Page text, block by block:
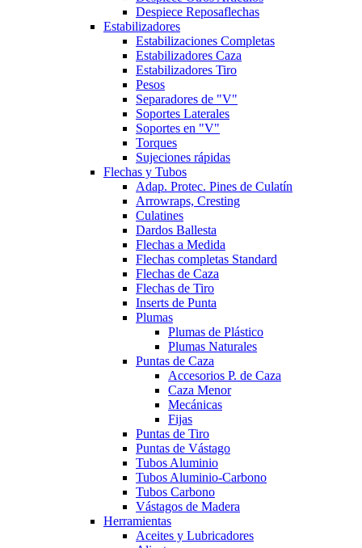
Despiece Reposaflechas
Estabilizadores
Estabilizaciones Completas
Estabilizadores Caza
Estabilizadores Tiro
Pesos
Separadores de "V"
Soportes Laterales
Soportes en "V"
Torques
Sujeciones rápidas
Flechas y Tubos
Adap. Protec. Pines de Culatín
Arrowraps, Cresting
Culatines
Dardos Ballesta
Flechas a Medida
Flechas completas Standard
Flechas de Caza
Flechas de Tiro
Inserts de Punta
Plumas
Plumas de Plástico
Plumas Naturales
Puntas de Caza
Accesorios P. de Caza
Caza Menor
Mecánicas
Fijas
Puntas de Tiro
Puntas de Vástago
Tubos Aluminio
Tubos Aluminio-Carbono
Tubos Carbono
Vástagos de Madera
Herramientas
Aceites y Lubricadores